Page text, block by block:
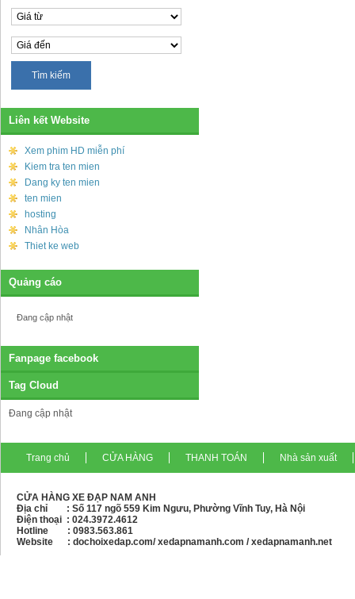
Liên kết Website
Xem phim HD miễn phí
Kiem tra ten mien
Dang ky ten mien
ten mien
hosting
Nhân Hòa
Thiet ke web
Quảng cáo
Đang cập nhật
Fanpage facebook
Tag Cloud
Đang cập nhật
Trang chủ CỬA HÀNG THANH TOÁN Nhà sản xuất
CỬA HÀNG XE ĐẠP NAM ANH
Địa chỉ : Số 117 ngõ 559 Kim Ngưu, Phường Vĩnh Tuy, Hà Nội
Điện thoại : 024.3972.4612
Hotline : 0983.563.861
Website : dochoixedap.com/ xedapnamanh.com / xedapnamanh.net